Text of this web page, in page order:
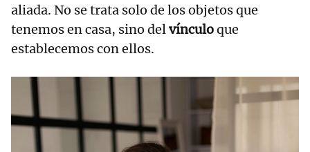
aliada. No se trata solo de los objetos que
tenemos en casa, sino delvínculoque
establecemos con ellos.